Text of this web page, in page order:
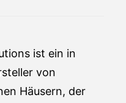
ist ein in
von
Häusern, der